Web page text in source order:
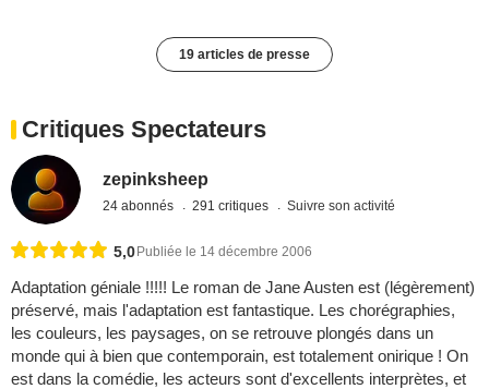
19 articles de presse
Critiques Spectateurs
zepinksheep
24 abonnés 291 critiques Suivre son activité
5,0 Publiée le 14 décembre 2006
Adaptation géniale !!!!! Le roman de Jane Austen est (légèrement)
préservé, mais l'adaptation est fantastique. Les chorégraphies,
les couleurs, les paysages, on se retrouve plongés dans un
monde qui à bien que contemporain, est totalement onirique ! On
est dans la comédie, les acteurs sont d'excellents interprètes, et